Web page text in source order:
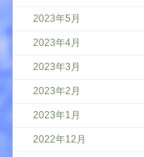
2023年5月
2023年4月
2023年3月
2023年2月
2023年1月
2022年12月